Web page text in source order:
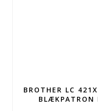
BROTHER LC
BLÆKPATRON